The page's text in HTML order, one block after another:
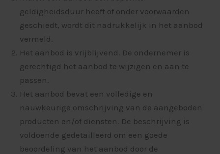
geldigheidsduur heeft of onder voorwaarden
geschiedt, wordt dit nadrukkelijk in het aanbod
vermeld.
Het aanbod is vrijblijvend. De ondernemer is
gerechtigd het aanbod te wijzigen en aan te
passen.
Het aanbod bevat een volledige en
nauwkeurige omschrijving van de aangeboden
producten en/of diensten. De beschrijving is
voldoende gedetailleerd om een goede
beoordeling van het aanbod door de